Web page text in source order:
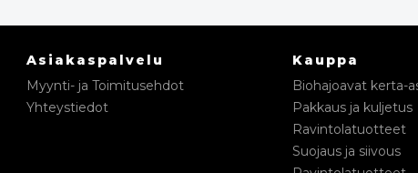
Asiakaspalvelu
Myynti- ja Toimitusehdot
Yhteystiedot
Kauppa
Biohajoavat kerta-
Pakkaus ja kuljetus
Ravintolatuotteet
Suojaus ja siivous